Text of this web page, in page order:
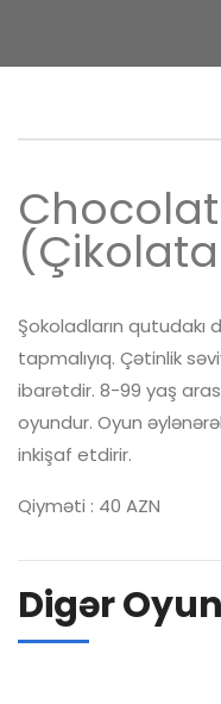
Şokoladların qutudakı
tapmalıyıq. Çətinlik
ibarətdir. 8-99 yaş
oyundur. Oyun
inkişaf etdirir.
Qiyməti : 40 AZN
Digər